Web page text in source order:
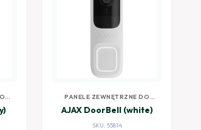
PANELE ZEWNĘTRZNE DO
WIDEODOMOFONÓW
AJAX DoorBell (white)
SKU: 55814